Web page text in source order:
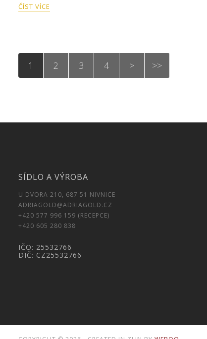
ČÍST VÍCE
1 2 3 4 > >>
SÍDLO A VÝROBA
U DVORA 210, 687 51 NIVNICE
ADRIAGOLD@ADRIAGOLD.CZ
+420 577 996 159 (RECEPCE)
+420 605 280 838
IČO: 25532766
DIČ: CZ25532766